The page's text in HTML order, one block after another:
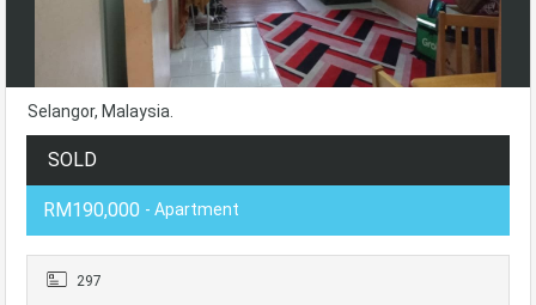
Selangor, Malaysia.
SOLD
RM190,000 - Apartment
297